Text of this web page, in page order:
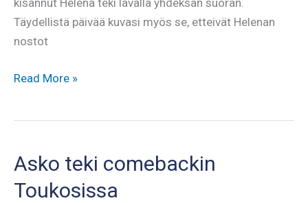
kisannut Helena teki lavalla yhdeksän suoran.
Täydellistä päivää kuvasi myös se, etteivät Helenan
nostot
Hellu
kiloa
Read More »
Asko teki comebackin
Toukosissa